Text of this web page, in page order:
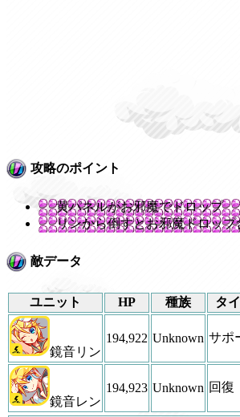
攻略のポイント
黄パネルがお邪魔でドロップ
リンから倒すとお邪魔ドロッ
敵データ
ユニット HP 種族 タ
鏡音リン
194,922 Unknown サポ
鏡音レン
194,923 Unknown 回復